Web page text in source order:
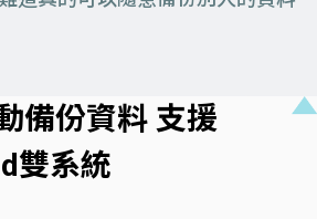
備份資料 支援
雙系統